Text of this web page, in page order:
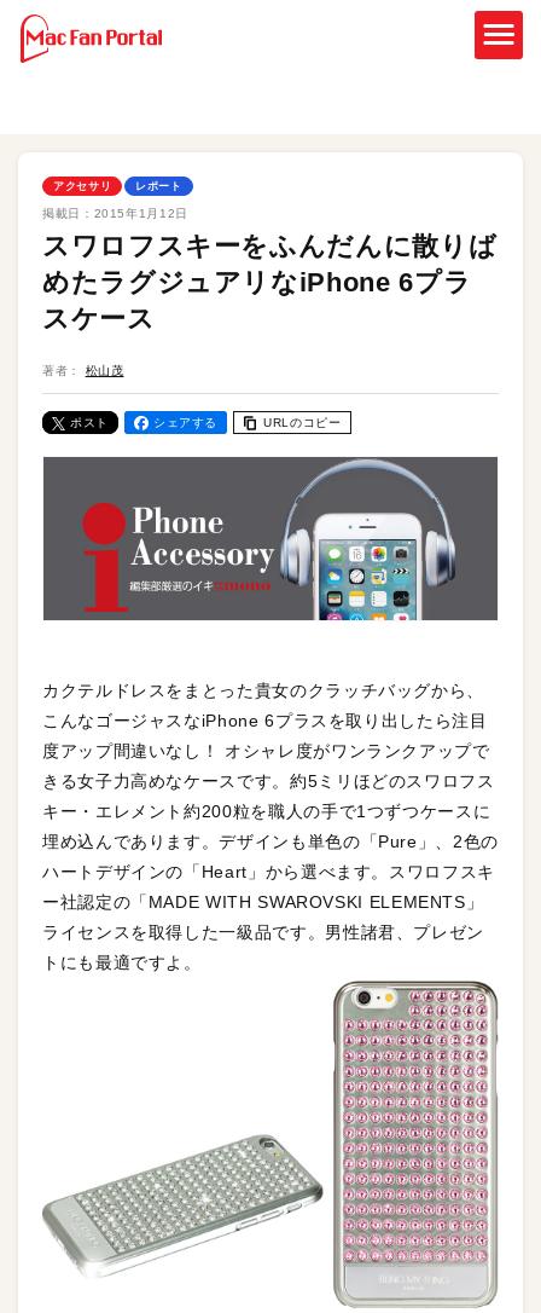
アクセサリ レポート
掲載日： 2015年1月12日
スワロフスキーをふんだんに散りば
めたラグジュアリなiPhone 6プラ
スケース
著者： 松山茂
ポスト シェアする URLのコピー
カクテルドレスをまとった貴女のクラッチバッグから、
こんなゴージャスなiPhone 6プラスを取り出したら注目
度アップ間違いなし！ オシャレ度がワンランクアップで
きる女子力高めなケースです。約5ミリほどのスワロフス
キー・エレメント約200粒を職人の手で1つずつケースに
埋め込んであります。デザインも単色の「Pure」、2色の
ハートデザインの「Heart」から選べます。スワロフスキ
ー社認定の「MADE WITH SWAROVSKI ELEMENTS」
ライセンスを取得した一級品です。男性諸君、プレゼン
トにも最適ですよ。